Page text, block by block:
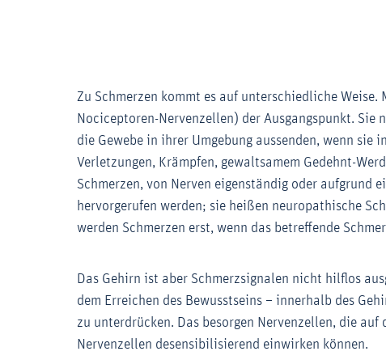
Zu Schmerzen kommt es auf unterschiedliche
Nociceptoren-Nervenzellen) der Ausgangspunkt.
die Gewebe in ihrer Umgebung aussenden, wenn sie
Verletzungen, Krämpfen, gewaltsamem Gedehnt-
Schmerzen, von Nerven eigenständig oder aufgrund
hervorgerufen werden; sie heißen neuropathische
werden Schmerzen erst, wenn das betreffende
Das Gehirn ist aber Schmerzsignalen nicht hilflos
dem Erreichen des Bewusstseins – innerhalb des
zu unterdrücken. Das besorgen Nervenzellen, die
Nervenzellen desensibilisierend einwirken können.